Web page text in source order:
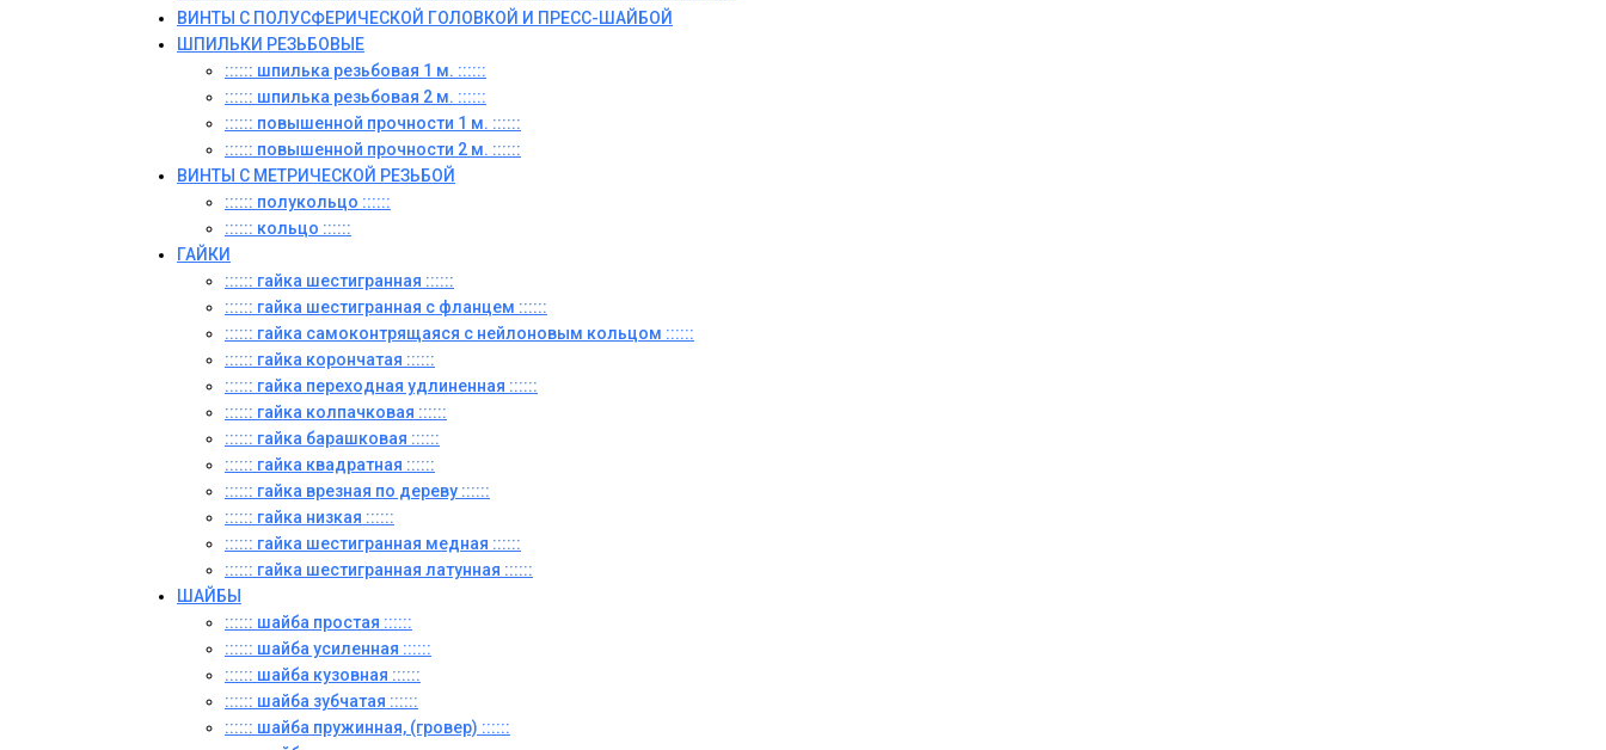
ВИНТЫ С ПОЛУСФЕРИЧЕСКОЙ ГОЛОВКОЙ И ПРЕСС-ШАЙБОЙ
ШПИЛЬКИ РЕЗЬБОВЫЕ
:::::: шпилька резьбовая 1 м. ::::::
:::::: шпилька резьбовая 2 м. ::::::
:::::: повышенной прочности 1 м. ::::::
:::::: повышенной прочности 2 м. ::::::
ВИНТЫ C МЕТРИЧЕСКОЙ РЕЗЬБОЙ
:::::: полукольцо ::::::
:::::: кольцо ::::::
ГАЙКИ
:::::: гайка шестигранная ::::::
:::::: гайка шестигранная с фланцем ::::::
:::::: гайка самоконтрящаяся с нейлоновым кольцом ::::::
:::::: гайка корончатая ::::::
:::::: гайка переходная удлиненная ::::::
:::::: гайка колпачковая ::::::
:::::: гайка барашковая ::::::
:::::: гайка квадратная ::::::
:::::: гайка врезная по дереву ::::::
:::::: гайка низкая ::::::
:::::: гайка шестигранная медная ::::::
:::::: гайка шестигранная латунная ::::::
ШАЙБЫ
:::::: шайба простая ::::::
:::::: шайба усиленная ::::::
:::::: шайба кузовная ::::::
:::::: шайба зубчатая ::::::
:::::: шайба пружинная, (гровер) ::::::